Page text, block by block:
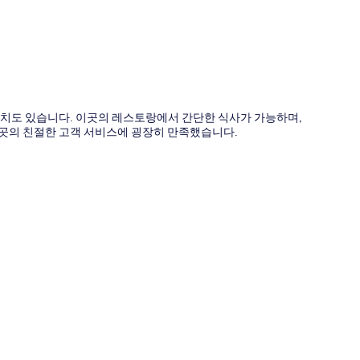
도 있습니다. 이곳의 레스토랑에서 간단한 식사가 가능하며,
의 친절한 고객 서비스에 굉장히 만족했습니다.